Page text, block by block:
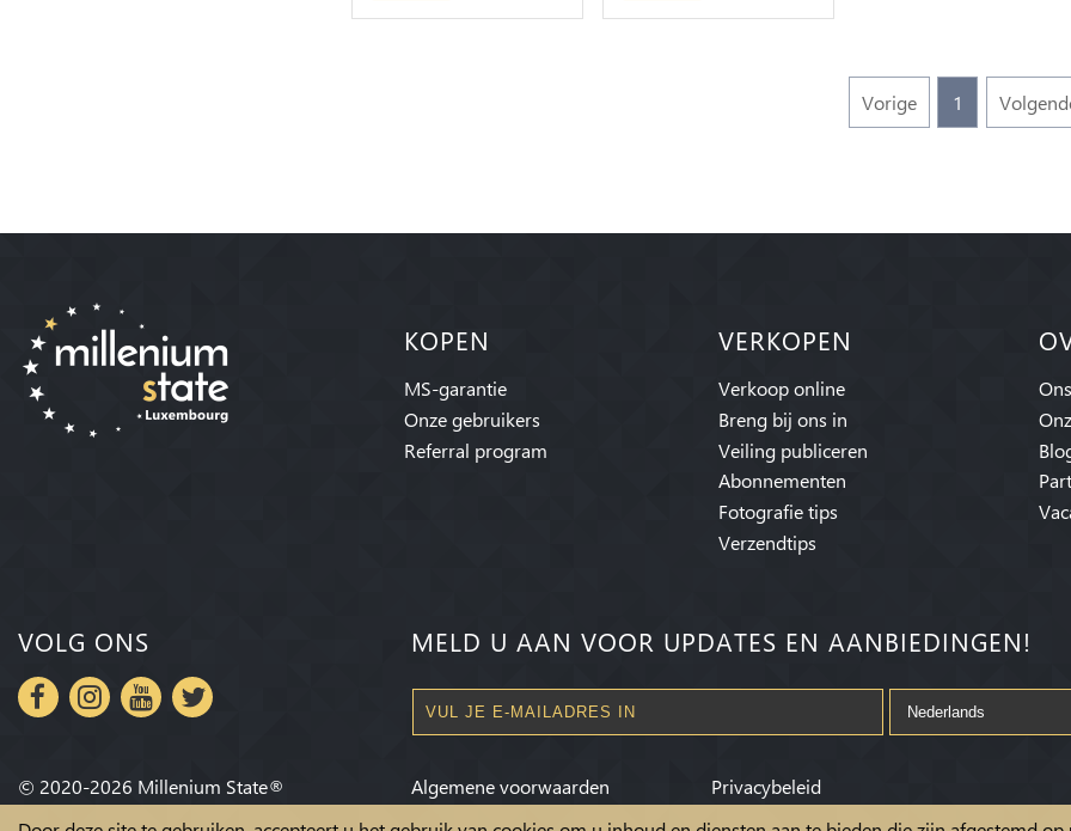
Vorige 1
KOPEN
MS-garantie
Onze gebruikers
Referral program
VERKOPEN
Verkoop online
Breng bij ons in
Veiling publiceren
Abonnementen
Fotografie tips
Verzendtips
VOLG ONS MELD U AAN VOOR UPDATES EN AANBIEDINGEN!
© 2020-2026 Millenium State® Algemene voorwaarden Privacybeleid